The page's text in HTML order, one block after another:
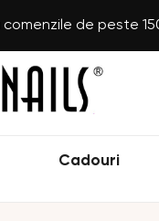
de peste
Cadouri